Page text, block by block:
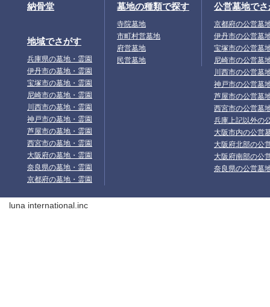
納骨堂
地域でさがす
兵庫県の墓地・霊園
伊丹市の墓地・霊園
宝塚市の墓地・霊園
尼崎市の墓地・霊園
川西市の墓地・霊園
神戸市の墓地・霊園
芦屋市の墓地・霊園
西宮市の墓地・霊園
大阪府の墓地・霊園
奈良県の墓地・霊園
京都府の墓地・霊園
墓地の種類で探す
寺院墓地
市町村営墓地
府営墓地
民営墓地
公営墓地で
京都府の公営墓
伊丹市の公営墓
宝塚市の公営墓
尼崎市の公営墓
川西市の公営墓
神戸市の公営墓
芦屋市の公営墓
西宮市の公営墓
兵庫上記以外の
大阪市内の公営
大阪府北部の公
大阪府南部の公
奈良県の公営墓
luna international.inc